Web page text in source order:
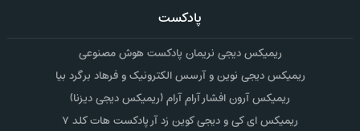
پادکست
ریمیکس دیجی نریمان پادکست هوش مصنوعی
ریمیکس دیجی نوین و آرسس الکترونیک و فرهاد برگرد بیا
ریمیکس آرون افشار آرام آرام (ریمیکس دیجی دیزنا)
ریمیکس ای کی و دیجی کوین زد آر پادکست هات کلد ۷